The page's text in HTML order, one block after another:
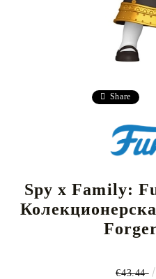
Share
Spy x Family:
€43.44